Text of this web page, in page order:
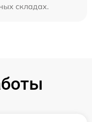
складах.